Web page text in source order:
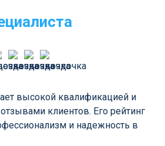
высокой квалификацией и
клиентов. Его рейтинг
и надежность в